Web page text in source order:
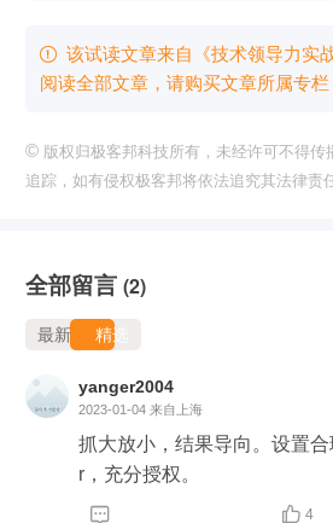
 该试读文章来自《技术领导力实
阅读全部文章，请购买文章所属专栏
© 版权归极客邦科技所有，未经许可不得传
追踪，如有侵权极客邦将依法追究其法律责
全部留言 (2)
最新 精选
yanger2004
2023-01-04 来自上海
抓大放小，结果导向。设置
r，充分授权。
  4